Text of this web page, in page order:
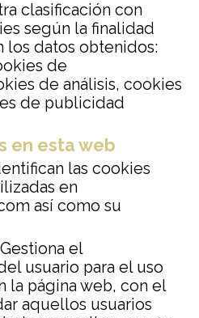
clasificación con
según la finalidad
los datos obtenidos:
de
de análisis, cookies
de publicidad
en esta web
las cookies
en
así como su
el
usuario para el uso
la página web, con el
aquellos usuarios